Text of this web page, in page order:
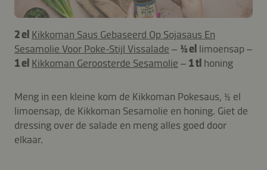
2 el Kikkoman Saus Gebaseerd Op Sojasaus En
Sesamolie Voor Poke-Stijl Vissalade – ½ el limoensap –
1 el Kikkoman Geroosterde Sesamolie – 1 tl honing
Meng in een kleine kom de Kikkoman Pokesaus, ½ el
limoensap, de Kikkoman Sesamolie en honing. Giet de
dressing over de salade en meng alles goed door
elkaar.